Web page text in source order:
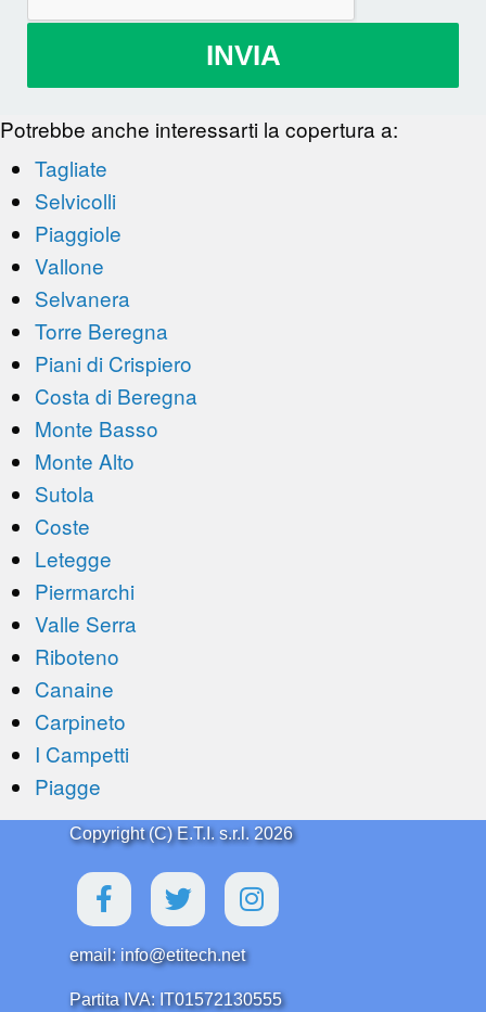
INVIA
Potrebbe anche interessarti la copertura a:
Tagliate
Selvicolli
Piaggiole
Vallone
Selvanera
Torre Beregna
Piani di Crispiero
Costa di Beregna
Monte Basso
Monte Alto
Sutola
Coste
Letegge
Piermarchi
Valle Serra
Riboteno
Canaine
Carpineto
I Campetti
Piagge
Copyright (C) E.T.I. s.r.l. 2026
email: info@etitech.net
Partita IVA: IT01572130555